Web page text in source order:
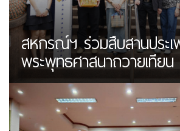
สหกรณ์ฯ ร่วมสืบสานประ
พระพุทธศาสนาถวายเทียน